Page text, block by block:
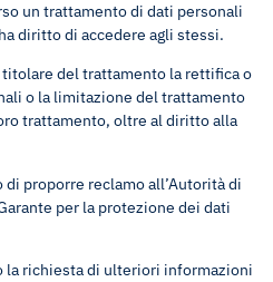
un trattamento di dati personali
diritto di accedere agli stessi.
del trattamento la rettifica o
o la limitazione del trattamento
trattamento, oltre al diritto alla
proporre reclamo all’Autorità di
per la protezione dei dati
la richiesta di ulteriori informazioni